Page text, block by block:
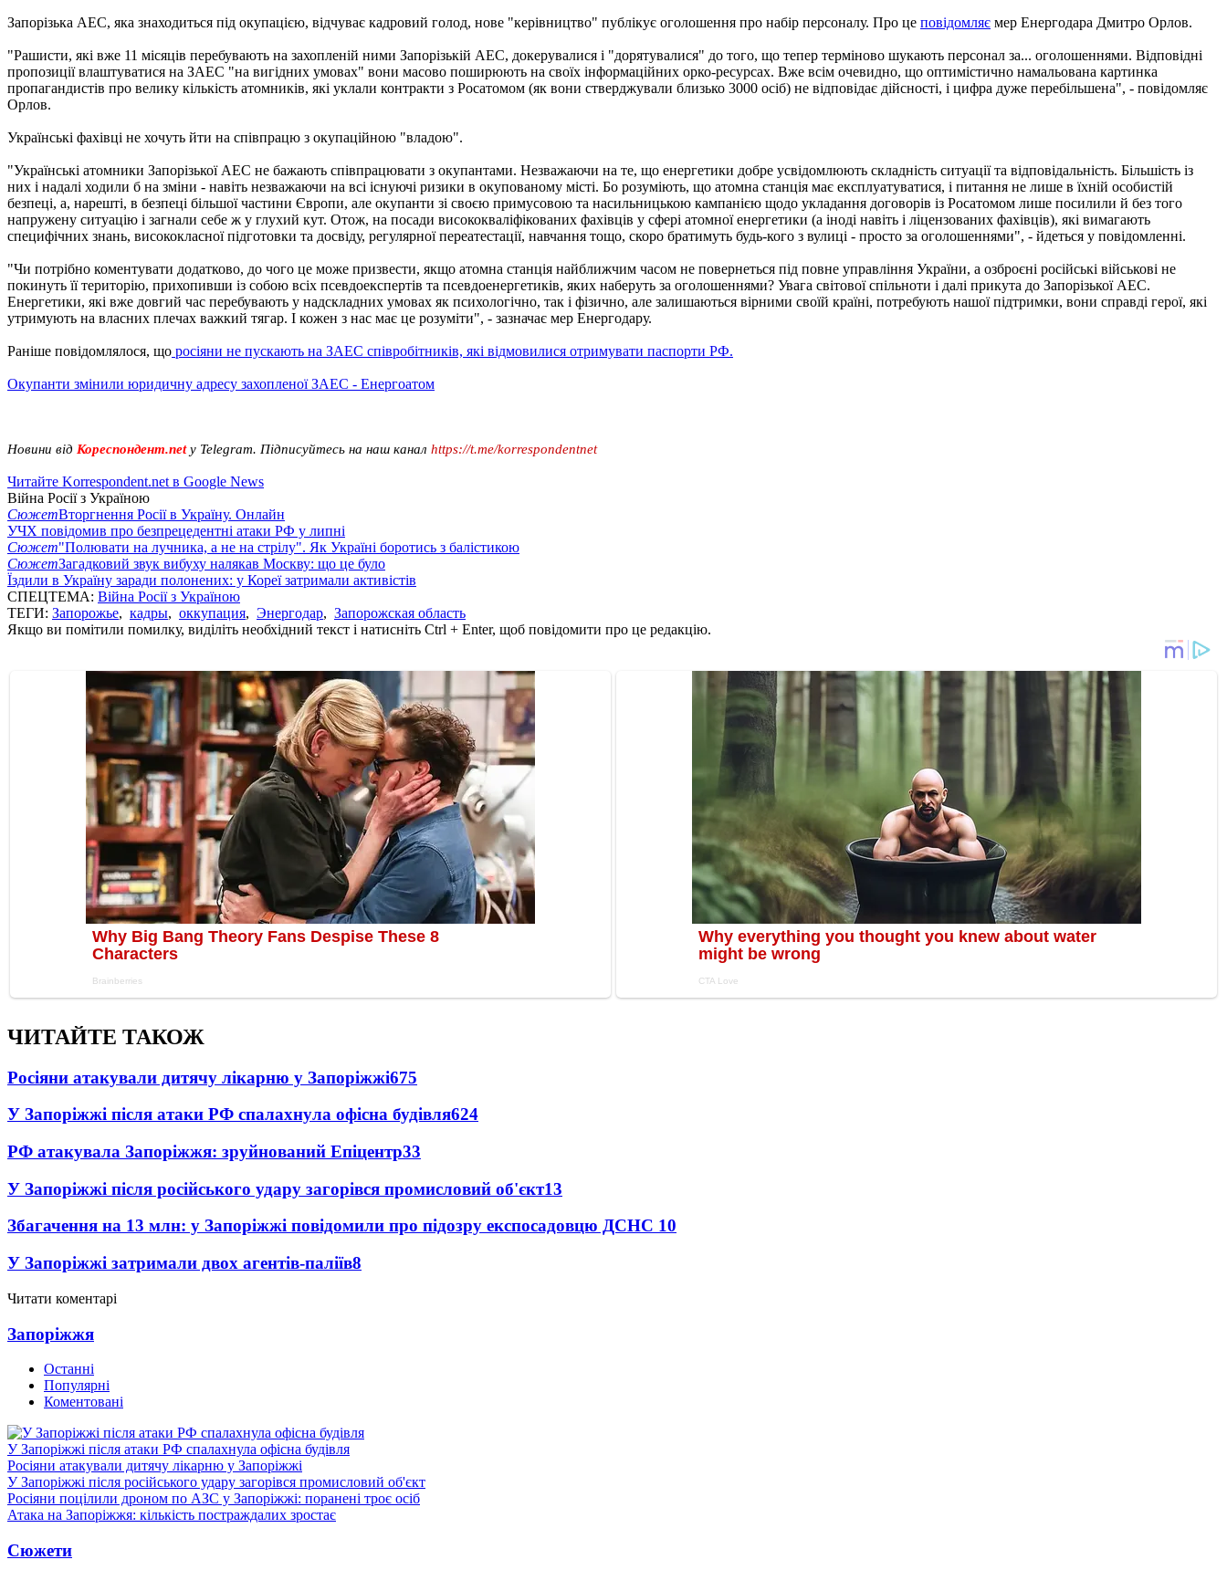
Запорізька АЕС, яка знаходиться під окупацією, відчуває кадровий голод, нове "керівництво" публікує оголошення про набір персоналу. Про це повідомляє мер Енергодара Дмитро Орлов.
"Рашисти, які вже 11 місяців перебувають на захопленій ними Запорізькій АЕС, докерувалися і "дорятувалися" до того, що тепер терміново шукають персонал за... оголошеннями. Відповідні
пропозиції влаштуватися на ЗАЕС "на вигідних умовах" вони масово поширюють на своїх інформаційних орко-ресурсах. Вже всім очевидно, що оптимістично намальована картинка
пропагандистів про велику кількість атомників, які уклали контракти з Росатомом (як вони стверджували близько 3000 осіб) не відповідає дійсності, і цифра дуже перебільшена", - повідомляє
Орлов.
Українські фахівці не хочуть йти на співпрацю з окупаційною "владою".
"Українські атомники Запорізької АЕС не бажають співпрацювати з окупантами. Незважаючи на те, що енергетики добре усвідомлюють складність ситуації та відповідальність. Більшість із
них і надалі ходили б на зміни - навіть незважаючи на всі існуючі ризики в окупованому місті. Бо розуміють, що атомна станція має експлуатуватися, і питання не лише в їхній особистій
безпеці, а, нарешті, в безпеці більшої частини Європи, але окупанти зі своєю примусовою та насильницькою кампанією щодо укладання договорів із Росатомом лише посилили й без того
напружену ситуацію і загнали себе ж у глухий кут. Отож, на посади висококваліфікованих фахівців у сфері атомної енергетики (а іноді навіть і ліцензованих фахівців), які вимагають
специфічних знань, висококласної підготовки та досвіду, регулярної переатестації, навчання тощо, скоро братимуть будь-кого з вулиці - просто за оголошеннями", - йдеться у повідомленні.
"Чи потрібно коментувати додатково, до чого це може призвести, якщо атомна станція найближчим часом не повернеться під повне управління України, а озброєні російські військові не
покинуть її територію, прихопивши із собою всіх псевдоекспертів та псевдоенергетиків, яких наберуть за оголошеннями? Увага світової спільноти і далі прикута до Запорізької АЕС.
Енергетики, які вже довгий час перебувають у надскладних умовах як психологічно, так і фізично, але залишаються вірними своїй країні, потребують нашої підтримки, вони справді герої, які
утримують на власних плечах важкий тягар. І кожен з нас має це розуміти", - зазначає мер Енергодару.
Раніше повідомлялося, що росіяни не пускають на ЗАЕС співробітників, які відмовилися отримувати паспорти РФ.
Окупанти змінили юридичну адресу захопленої ЗАЕС - Енергоатом
Новини від Кореспондент.netу Telegram. Підписуйтесь на наш канал https://t.me/korrespondentnet
Читайте Korrespondent.net в Google News
Війна Росії з Україною
СюжетВторгнення Росії в Україну. Онлайн
УЧХ повідомив про безпрецедентні атаки РФ у липні
Сюжет"Полювати на лучника, а не на стрілу". Як Україні боротись з балістикою
СюжетЗагадковий звук вибуху налякав Москву: що це було
Їздили в Україну заради полонених: у Кореї затримали активістів
СПЕЦТЕМА: Війна Росії з Україною
ТЕГИ: Запорожье, кадры, оккупация, Энергодар, Запорожская область
Якщо ви помітили помилку, виділіть необхідний текст і натисніть Ctrl + Enter, щоб повідомити про це редакцію.
ЧИТАЙТЕ ТАКОЖ
Росіяни атакували дитячу лікарню у Запоріжжі675
У Запоріжжі після атаки РФ спалахнула офісна будівля624
РФ атакувала Запоріжжя: зруйнований Епіцентр33
У Запоріжжі після російського удару загорівся промисловий об'єкт13
Збагачення на 13 млн: у Запоріжжі повідомили про підозру експосадовцю ДСНС 10
У Запоріжжі затримали двох агентів-паліїв8
Читати коментарі
Запоріжжя
Останні
Популярні
Коментовані
У Запоріжжі після атаки РФ спалахнула офісна будівля
Росіяни атакували дитячу лікарню у Запоріжжі
У Запоріжжі після російського удару загорівся промисловий об'єкт
Росіяни поцілили дроном по АЗС у Запоріжжі: поранені троє осіб
Атака на Запоріжжя: кількість постраждалих зростає
Сюжети